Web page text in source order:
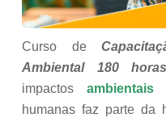
Curso de
Ambiental 180 horas
impactos ambientais
humanas faz parte da